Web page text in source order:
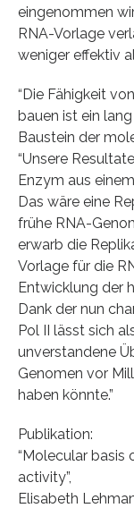
eingenommen
RNA-Vorlage
weniger effektiv
“Die Fähigkeit
bauen ist ein
Baustein der
“Unsere
Enzym aus
Das wäre eine
frühe RNA-
erwarb die
Vorlage für die
Entwicklung der
Dank der nun
Pol II lässt sich
unverstandene
Genomen vor
haben könnte.”
Publikation:
“Molecular basis
activity”,
Elisabeth